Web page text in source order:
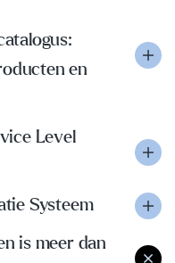
en
Level
Systeem
is meer dan